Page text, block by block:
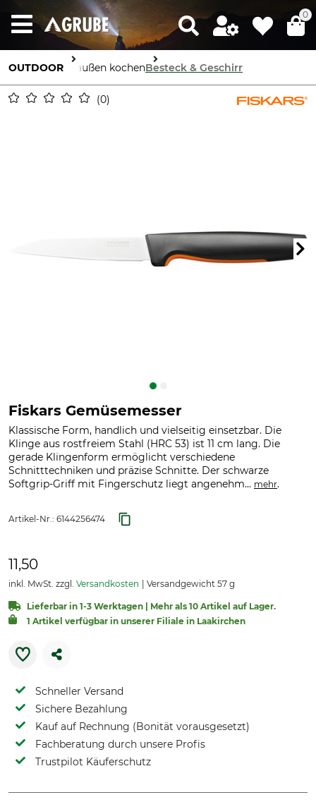
0
OUTDOOR Draußen kochenBesteck & Geschirr
0
Fiskars Gemüsemesser
Klassische Form, handlich und vielseitig einsetzbar. Die
Klinge aus rostfreiem Stahl (HRC 53) ist 11 cm lang. Die
gerade Klingenform ermöglicht verschiedene
Schnitttechniken und präzise Schnitte. Der schwarze
Softgrip-Griff mit Fingerschutz liegt angenehm... mehr.
Artikel-Nr.: 6144256474
11,50
inkl. MwSt. zzgl. Versandkosten Versandgewicht 57 g
Lieferbar in 1-3 Werktagen | Mehr als 10 Artikel auf Lager.
1 Artikel verfügbar in unserer Filiale in Laakirchen
Schneller Versand
Sichere Bezahlung
Kauf auf Rechnung (Bonität vorausgesetzt)
Fachberatung durch unsere Profis
Trustpilot Käuferschutz